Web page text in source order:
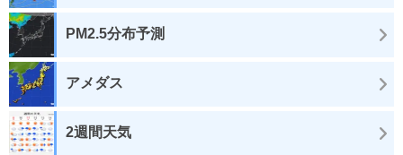
PM2.5分布予測
アメダス
2週間天気